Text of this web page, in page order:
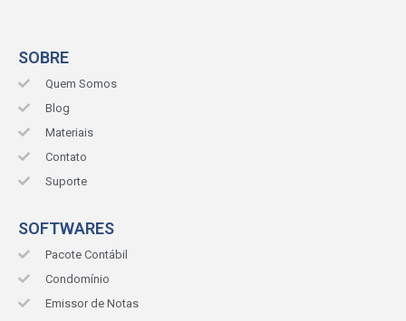
SOBRE
Quem Somos
Blog
Materiais
Contato
Suporte
SOFTWARES
Pacote Contábil
Condomínio
Emissor de Notas